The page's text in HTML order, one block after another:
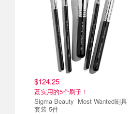
$124.25
蕞实用的5个刷子！
Sigma Beauty Most Wanted刷具
套装 5件